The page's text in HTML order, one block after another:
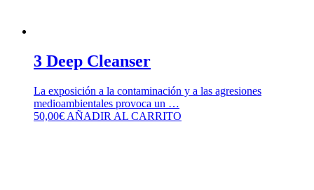
3 Deep Cleanser
La exposición a la contaminación y a las agresiones
medioambientales provoca un …
50,00€ AÑADIR AL CARRITO